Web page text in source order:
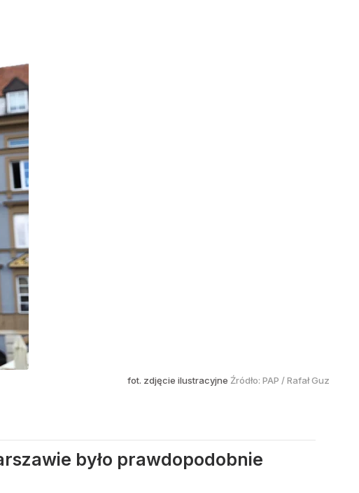
fot. zdjęcie ilustracyjne Źródło: PAP /Rafał Guz
było prawdopodobnie